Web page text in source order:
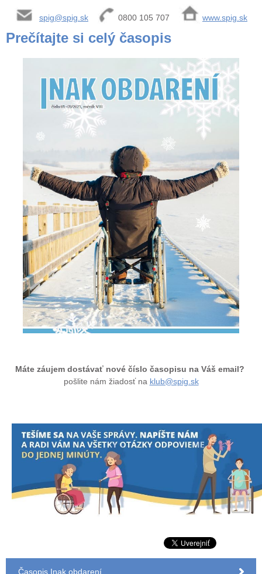
spig@spig.sk 0800 105 707 www.spig.sk
Prečítajte si celý časopis
Máte záujem dostávať nové číslo časopisu na Váš email?
pošlite nám žiadosť na klub@spig.sk
Časopis Inak obdarení